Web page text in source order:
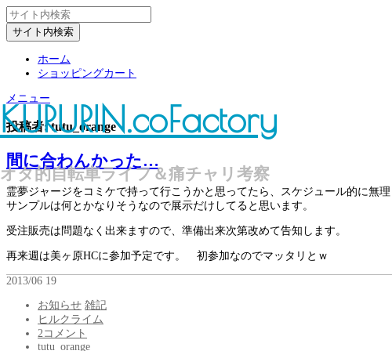
KURURIN.coFactory
オタ的自転車ライフ＆痛チャリ考察
ホーム
ショッピングカート
メニュー
投稿者: tutu_orange
間に合わんかった…
霊夢ジャージをコミケで持って行こうかと思ってたら、スケジュール的に無
サンプルは何とかなりそうなので展示だけしてると思います。
受注販売は問題なく出来ますので、準備出来次第改めて告知します。
再来週は美ヶ原HCに参加予定です。 初参加なのでマッタリとｗ
2013/06 19
お知らせ 雑記
ヒルクライム
2コメント
tutu_orange